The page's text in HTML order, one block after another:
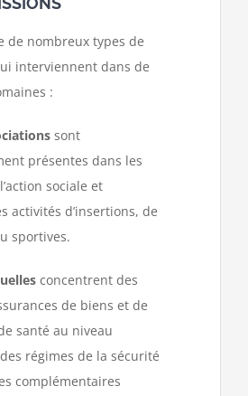
de nombreux types de
interviennent dans de
:
sont
présentes dans les
sociale et
activités d’insertions, de
sportives.
concentrent des
de biens et de
santé au niveau
régimes de la sécurité
complémentaires